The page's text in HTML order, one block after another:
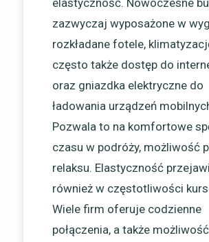
zazwyczaj wyposażone w
rozkładane fotele,
często także dostęp do
oraz gniazdka elektryczne do
ładowania urządzeń
Pozwala to na komfortowe
czasu w podróży, możliwość
relaksu. Elastyczność
również w częstotliwości
Wiele firm oferuje codzienne
połączenia, a także